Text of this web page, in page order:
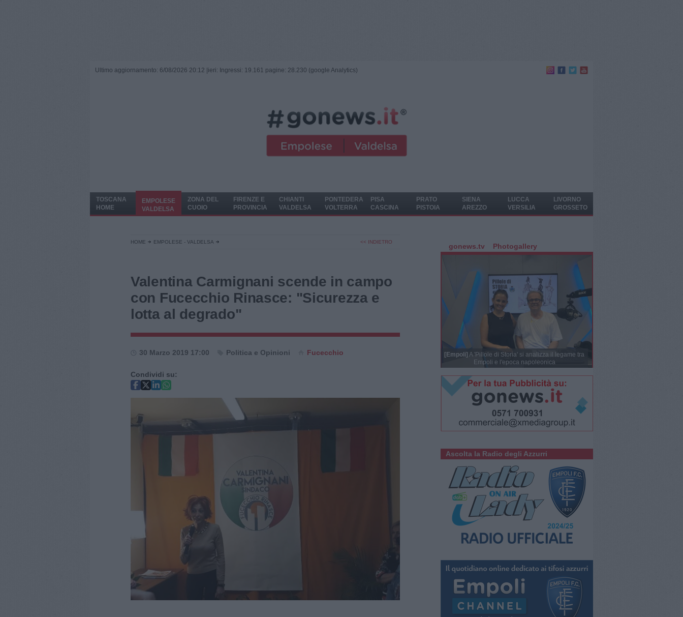
Ultimo aggiornamento: 6/08/2026 20:12 | ieri: Ingressi: 19.161 pagine: 28.230 (google Analytics)
TOSCANA
HOME
EMPOLESE
VALDELSA
ZONA DEL
CUOIO
FIRENZE E
PROVINCIA
CHIANTI
VALDELSA
PONTEDERA
VOLTERRA
PISA
CASCINA
PRATO
PISTOIA
SIENA
AREZZO
LUCCA
VERSILIA
LIVORNO
GROSSETO
HOME EMPOLESE - VALDELSA << INDIETRO
Valentina Carmignani scende in campo
con Fucecchio Rinasce: "Sicurezza e
lotta al degrado"
30 Marzo 2019 17:00 Politica e Opinioni Fucecchio
Condividi su:
gonews.tv Photogallery
[Empoli] A 'Pillole di Storia' si analizza il legame tra
Empoli e l'epoca napoleonica
Ascolta la Radio degli Azzurri